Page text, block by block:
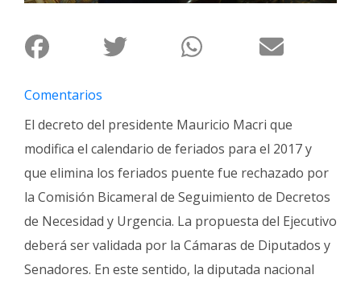
de
Familia
Clasificados
Fúnebres
Comentarios
El decreto del presidente Mauricio Macri que
modifica el calendario de feriados para el 2017 y
que elimina los feriados puente fue rechazado por
la Comisión Bicameral de Seguimiento de Decretos
de Necesidad y Urgencia. La propuesta del Ejecutivo
deberá ser validada por la Cámaras de Diputados y
Senadores. En este sentido, la diputada nacional